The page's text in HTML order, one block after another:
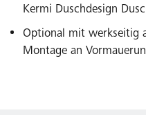
Kermi Duschdesign
Optional mit werkseitig
Montage an